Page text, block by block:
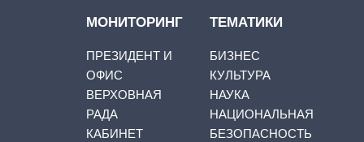
МОНИТОРИНГ
ПРЕЗИДЕНТ И
ОФИС
ВЕРХОВНАЯ
РАДА
КАБИНЕТ
ТЕМАТИКИ
БИЗНЕС
КУЛЬТУРА
НАУКА
НАЦИОНАЛЬНАЯ
БЕЗОПАСНОСТЬ